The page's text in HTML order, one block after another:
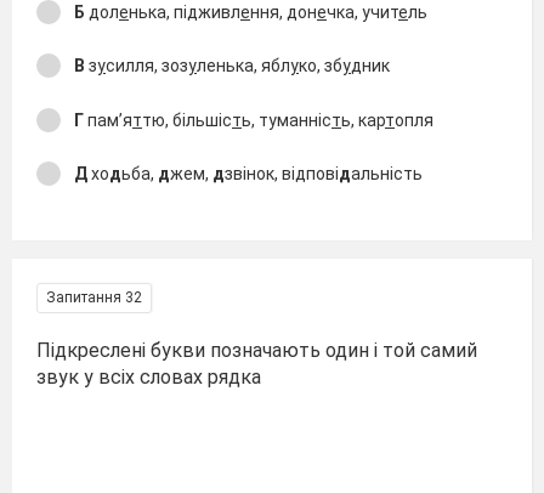
Б доленька, підживлення, донечка, учитель
В зусилля, зозуленька, яблуко, збудник
Гпам’яттю, більшість, туманність, картопля
Дходьба, джем, дзвінок, відповідальність
Запитання 32
Підкреслені букви позначають один і той самий
звук у всіх словах рядка